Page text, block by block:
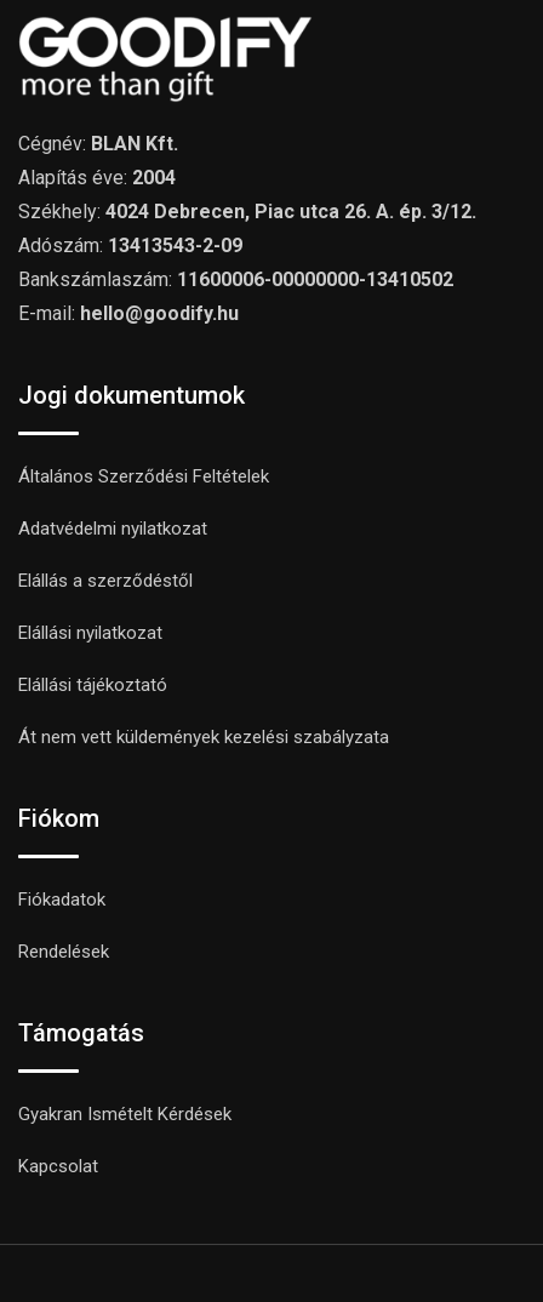
Cégnév: BLAN Kft.
Alapítás éve: 2004
Székhely: 4024 Debrecen, Piac utca 26. A. ép. 3/12.
Adószám: 13413543-2-09
Bankszámlaszám: 11600006-00000000-13410502
E-mail: hello@goodify.hu
Jogi dokumentumok
Általános Szerződési Feltételek
Adatvédelmi nyilatkozat
Elállás a szerződéstől
Elállási nyilatkozat
Elállási tájékoztató
Át nem vett küldemények kezelési szabályzata
Fiókom
Fiókadatok
Rendelések
Támogatás
Gyakran Ismételt Kérdések
Kapcsolat